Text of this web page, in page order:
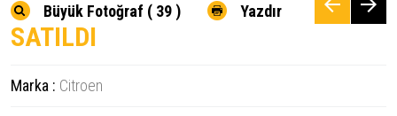
Büyük Fotoğraf ( 39 ) Yazdır
SATILDI
Marka : Citroen